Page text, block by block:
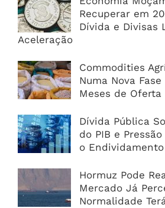
Recuperar em
Dívida e Divisas
Aceleração
Commodities
Numa Nova
Meses de
Dívida Pública
do PIB e
o
Hormuz Pode
Mercado Já
Normalidade